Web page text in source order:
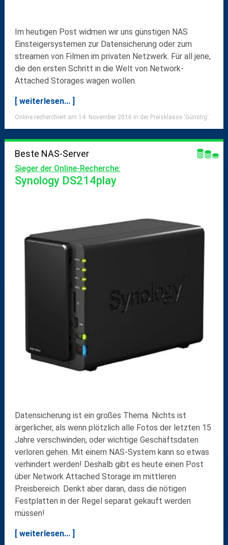
Im heutigen Post widmen wir uns günstigen NAS
Einsteigersystemen zur Datensicherung oder zum
streamen von Filmen im privaten Netzwerk. Für all jene,
die den ersten Schritt in die Welt von Network-
Attached Storages wagen wollen.
[ weiterlesen... ]
Online recherchiert am 14. November 2016 in der Preisklasse 'Günstig'.
Beste NAS-Server
Sieger der Online-Recherche:
Synology DS214play
Datensicherung ist ein großes Thema. Nichts ist
ärgerlicher, als wenn plötzlich alle Fotos der letzten 15
Jahre verschwinden, oder wichtige Geschäftsdaten
verloren gehen. Mit einem NAS-System kann so etwas
verhindert werden! Deshalb gibt es heute einen Post
über Network Attached Storage im mittleren
Preisbereich. Denkt aber daran, dass die nötigen
Festplatten in der Regel separat gekauft werden
müssen!
[ weiterlesen... ]